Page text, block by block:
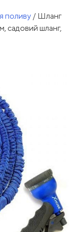
поливу / Шланг
садовий шланг,